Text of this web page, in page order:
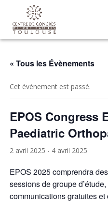
« Tous les Évènements
Cet évènement est passé.
EPOS Congress
Paediatric
2 avril 2025 - 4 avril 2025
EPOS 2025 comprendra
sessions de groupe
communications gratuites